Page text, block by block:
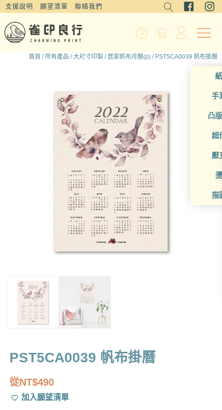
支援說明 願望清單 聯絡我們
手
凸
超
壓
描
首頁 /所有產品 /大尺寸印製 / 居家帆布月曆(p) / PST5CA0039 帆布掛曆
PST5CA0039 帆布掛曆
從NT$490
加入願望清單